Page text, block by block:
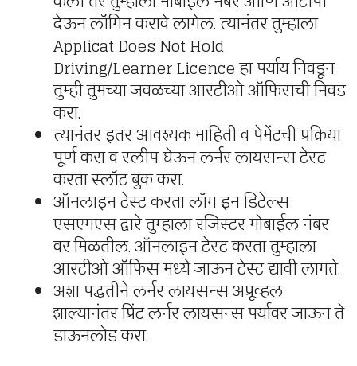
देऊन लॉगिन करावे लागेल. त्यानंतर तुम्हाला
Applicat Does Not Hold
Driving/Learner Licence हा पर्याय निवडून
तुम्ही तुमच्या जवळच्या आरटीओ ऑफिसची निवड
करा.
त्यानंतर इतर आवश्यक माहिती व पेमेंटची प्रक्रिया
पूर्ण करा व स्लीप घेऊन लर्नर लायसन्स टेस्ट
करता स्लॉट बुक करा.
ऑनलाइन टेस्ट करता लॉग इन डिटेल्स
एसएमएस द्वारे तुम्हाला रजिस्टर मोबाईल नंबर
वर मिळतील. ऑनलाइन टेस्ट करता तुम्हाला
आरटीओ ऑफिस मध्ये जाऊन टेस्ट द्यावी लागते.
अशा पद्धतीने लर्नर लायसन्स अप्रूव्हल
झाल्यानंतर प्रिंट लर्नर लायसन्स पर्यावर जाऊन ते
डाऊनलोड करा.